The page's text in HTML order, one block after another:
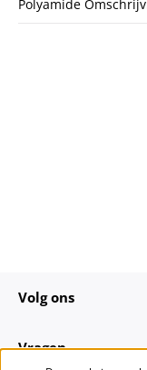
Polyamide
Volg ons
Vragen